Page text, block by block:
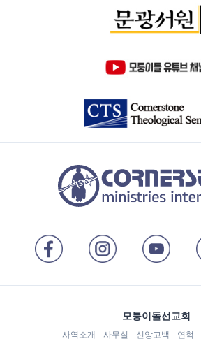
모퉁이돌선교회
사역소개 사무실 신앙고백 연혁